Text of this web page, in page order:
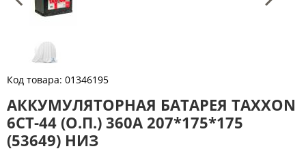
Код товара: 01346195
АККУМУЛЯТОРНАЯ БАТАРЕЯ TAXXON
6СТ-44 (О.П.) 360А 207*175*175
(53649) НИЗ